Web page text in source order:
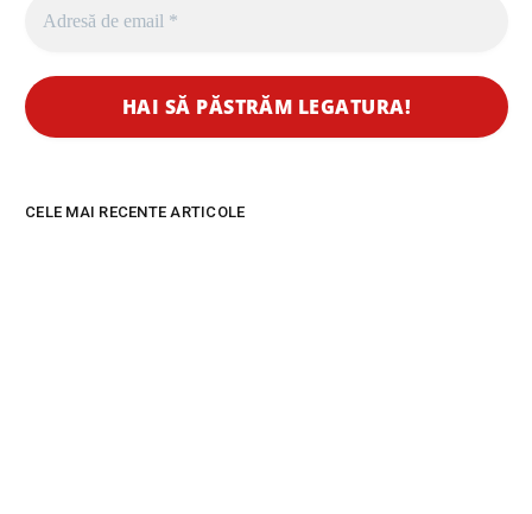
CELE MAI RECENTE ARTICOLE